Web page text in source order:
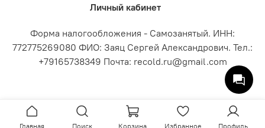
Личный кабинет
Форма налогообложения - Самозанятый. ИНН:
772775269080 ФИО: Заяц Сергей Александрович. Тел.:
+79165738349 Почта: recold.ru@gmail.com
Главная Поиск Корзина Избранное Профиль